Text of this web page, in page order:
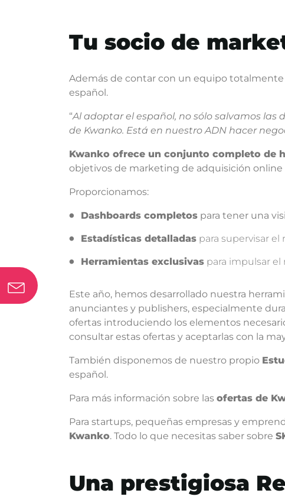
Tu socio de
Además de contar con un equipo
español.
“Al adoptar el español, no sólo salvamos
de Kwanko. Está en nuestro ADN hacer
Kwanko ofrece un conjunto completo de
objetivos de marketing de adquisición
Proporcionamos:
Dashboards completos para tener una
Estadísticas detalladas para supervisar
Herramientas exclusivas para impulsar
Este año, hemos desarrollado nuestra
anunciantes y publishers, especialmente
ofertas introduciendo los elementos
consultar estas ofertas y aceptarlas con la
También disponemos de nuestro propio
español.
Para más información sobre las ofertas de
Para startups, pequeñas empresas y
Kwanko. Todo lo que necesitas saber sobre
Una prestigiosa